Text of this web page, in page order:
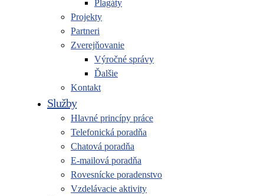
Plagáty
Projekty
Partneri
Zverejňovanie
Výročné správy
Ďalšie
Kontakt
Služby
Hlavné princípy práce
Telefonická poradňa
Chatová poradňa
E-mailová poradňa
Rovesnícke poradenstvo
Vzdelávacie aktivity